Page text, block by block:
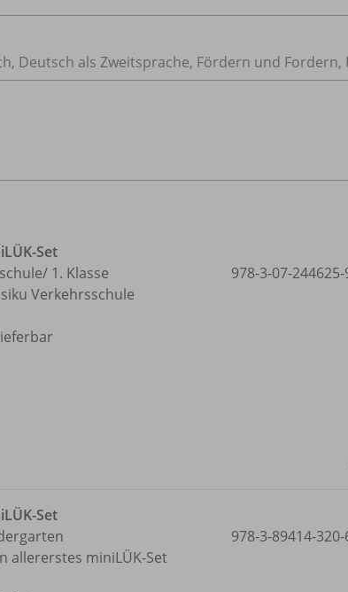
, Deutsch als Zweitsprache, Fördern und Fordern,
Set
1. Klasse
Verkehrsschule
978-3-07-244625-
Set
allererstes miniLÜK-Set
978-3-89414-320-